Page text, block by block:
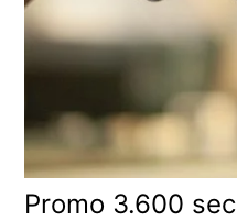
Promo 3.600 sec